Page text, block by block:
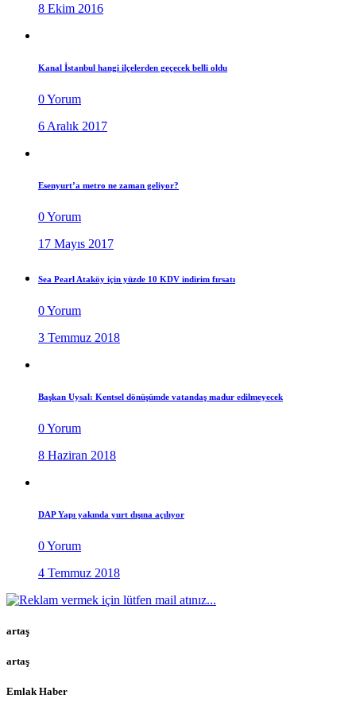
8 Ekim 2016
Kanal İstanbul hangi ilçelerden geçecek belli oldu
0 Yorum
6 Aralık 2017
Esenyurt’a metro ne zaman geliyor?
0 Yorum
17 Mayıs 2017
Sea Pearl Ataköy için yüzde 10 KDV indirim fırsatı
0 Yorum
3 Temmuz 2018
Başkan Uysal: Kentsel dönüşümde vatandaş madur edilmeyecek
0 Yorum
8 Haziran 2018
DAP Yapı yakında yurt dışına açılıyor
0 Yorum
4 Temmuz 2018
artaş
artaş
Emlak Haber